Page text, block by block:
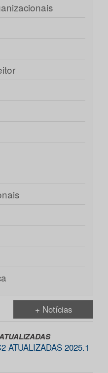
+ Notícias
ATUALIZADAS 2025.1